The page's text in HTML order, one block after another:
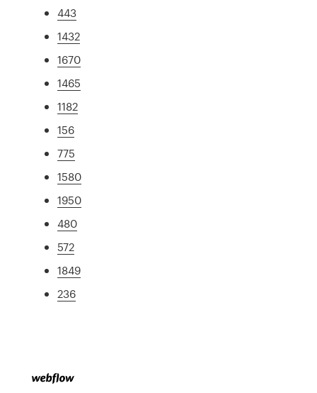
443
1432
1670
1465
1182
156
775
1580
1950
480
572
1849
236